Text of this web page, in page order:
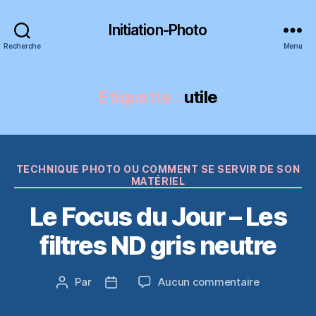
Recherche
Initiation-Photo
Menu
Étiquette : utile
Catégories
TECHNIQUE PHOTO OU COMMENT SE SERVIR DE SON
MATÉRIEL
Le Focus du Jour – Les
filtres ND gris neutre
Auteur
Par
Date
Aucun commentairesur